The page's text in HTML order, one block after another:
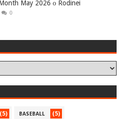
May 2026 ο Rodinei
0
(5) BASEBALL (5)